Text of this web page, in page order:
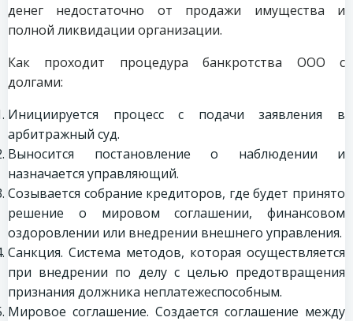
денег недостаточно от продажи имущества и
полной ликвидации организации.
Как проходит процедура банкротства ООО с
долгами:
Инициируется процесс с подачи заявления в
арбитражный суд.
Выносится постановление о наблюдении и
назначается управляющий.
Созывается собрание кредиторов, где будет принято
решение о мировом соглашении, финансовом
оздоровлении или внедрении внешнего управления.
Санкция. Система методов, которая осуществляется
при внедрении по делу с целью предотвращения
признания должника неплатежеспособным.
Мировое соглашение. Создается соглашение между